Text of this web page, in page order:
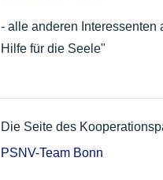
- alle anderen Interessenten
Hilfe für die Seele"
Die Seite des
PSNV-Team Bonn